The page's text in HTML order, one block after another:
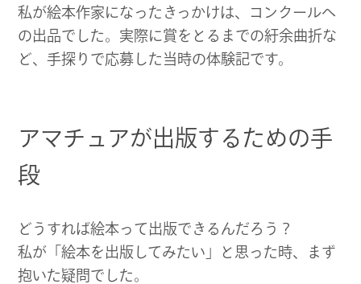
サ
イ
私が絵本作家になったきっかけは、コンクールへ
の出品でした。実際に賞をとるまでの紆余曲折な
ど、手探りで応募した当時の体験記です。
アマチュアが出版するための手
段
どうすれば絵本って出版できるんだろう？
私が「絵本を出版してみたい」と思った時、まず
抱いた疑問でした。